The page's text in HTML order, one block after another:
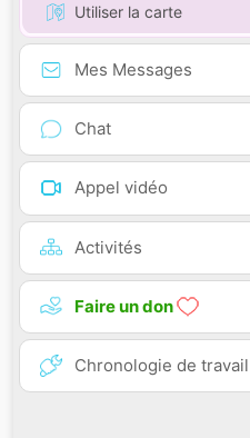
Utiliser la carte
Mes Messages
Chat
Appel vidéo
Activités
Faire un don
Chronologie de travail